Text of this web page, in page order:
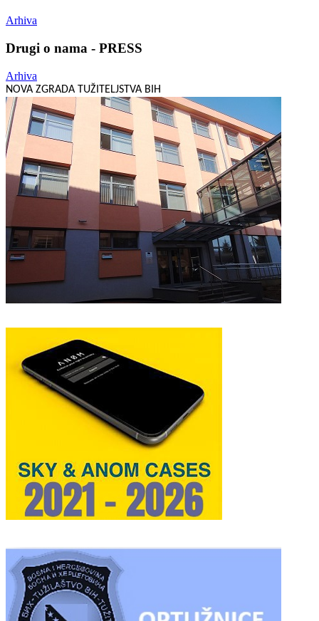
Arhiva
Drugi o nama - PRESS
Arhiva
NOVA ZGRADA TUŽITELJSTVA BIH